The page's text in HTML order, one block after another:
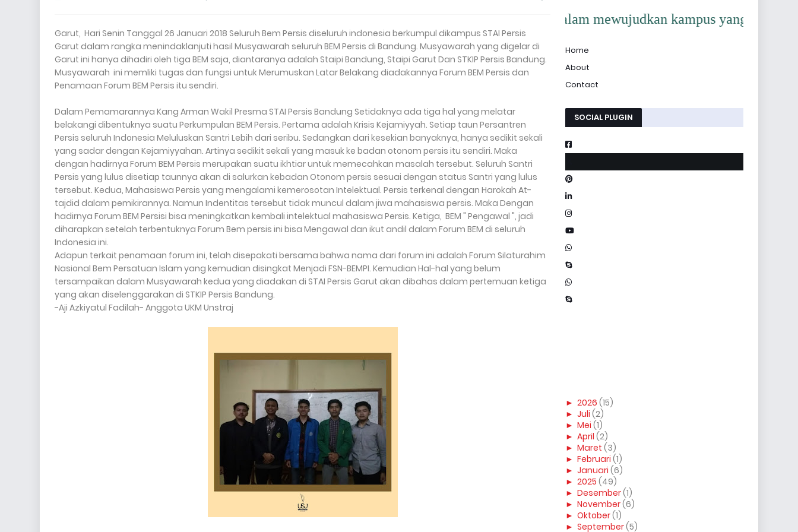
Garut, Hari Senin Tanggal 26 Januari 2018 Seluruh Bem Persis diseluruh indonesia berkumpul dikampus STAI Persis
Garut dalam rangka menindaklanjuti hasil Musyawarah seluruh BEM Persis di Bandung. Musyawarah yang digelar di
Garut ini hanya dihadiri oleh tiga BEM saja, diantaranya adalah Staipi Bandung, Staipi Garut Dan STKIP Persis Bandung.
Musyawarah ini memliki tugas dan fungsi untuk Merumuskan Latar Belakang diadakannya Forum BEM Persis dan
Penamaan Forum BEM Persis itu sendiri.
Dalam Pemamarannya Kang Arman Wakil Presma STAI Persis Bandung Setidaknya ada tiga hal yang melatar
belakangi dibentuknya suatu Perkumpulan BEM Persis. Pertama adalah Krisis Kejamiyyah. Setiap taun Persantren
Persis seluruh Indonesia Meluluskan Santri Lebih dari seribu. Sedangkan dari kesekian banyaknya, hanya sedikit sekali
yang sadar dengan Kejamiyyahan. Artinya sedikit sekali yang masuk ke badan otonom persis itu sendiri. Maka
dengan hadirnya Forum BEM Persis merupakan suatu ikhtiar untuk memecahkan masalah tersebut. Seluruh Santri
Persis yang lulus disetiap taunnya akan di salurkan kebadan Otonom persis sesuai dengan status Santri yang lulus
tersebut. Kedua, Mahasiswa Persis yang mengalami kemerosotan Intelektual. Persis terkenal dengan Harokah At-
tajdid dalam pemikirannya. Namun Indentitas tersebut tidak muncul dalam jiwa mahasiswa persis. Maka Dengan
hadirnya Forum BEM Persisi bisa meningkatkan kembali intelektual mahasiswa Persis. Ketiga, BEM " Pengawal ", jadi
diharapkan setelah terbentuknya Forum Bem persis ini bisa Mengawal dan ikut andil dalam Forum BEM di seluruh
Indonesia ini.
Adapun terkait penamaan forum ini, telah disepakati bersama bahwa nama dari forum ini adalah Forum Silaturahim
Nasional Bem Persatuan Islam yang kemudian disingkat Menjadi FSN-BEMPI. Kemudian Hal-hal yang belum
tersampaikan dalam Musyawarah kedua yang diadakan di STAI Persis Garut akan dibahas dalam pertemuan ketiga
yang akan diselenggarakan di STKIP Persis Bandung.
-Aji Azkiyatul Fadilah- Anggota UKM Unstraj
nilai-nilai keislaman dan jurnalistik demi terciptanya tradisi literasi mahasiswa dalam mewujudkan kampus yang berkemajuan.
Home
About
Contact
SOCIAL PLUGIN
► 2026 (15)
► Juli (2)
► Mei (1)
► April (2)
► Maret (3)
► Februari (1)
► Januari (6)
► 2025 (49)
► Desember(1)
► November(6)
► Oktober(1)
► September(5)